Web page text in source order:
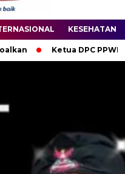
KESEHATAN
PPWI OKI Bersama